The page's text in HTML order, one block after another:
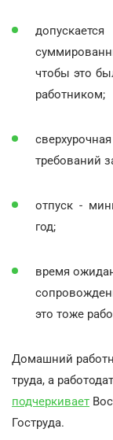
чтобы это
работником;
требований
отпуск -
год;
время
это тоже
Домашний
труда, а
подчеркивает
Гоструда.